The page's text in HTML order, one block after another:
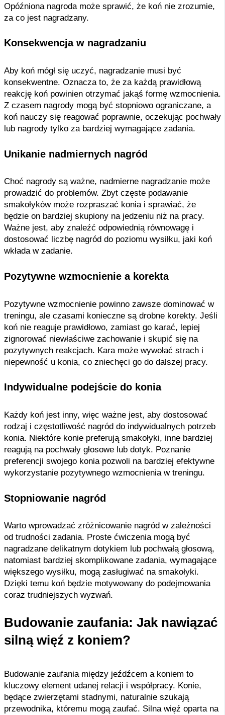
Opóźniona nagroda może sprawić, że koń nie zrozumie,
za co jest nagradzany.
Konsekwencja w nagradzaniu
Aby koń mógł się uczyć, nagradzanie musi być
konsekwentne. Oznacza to, że za każdą prawidłową
reakcję koń powinien otrzymać jakąś formę wzmocnienia.
Z czasem nagrody mogą być stopniowo ograniczane, a
koń nauczy się reagować poprawnie, oczekując pochwały
lub nagrody tylko za bardziej wymagające zadania.
Unikanie nadmiernych nagród
Choć nagrody są ważne, nadmierne nagradzanie może
prowadzić do problemów. Zbyt częste podawanie
smakołyków może rozpraszać konia i sprawiać, że
będzie on bardziej skupiony na jedzeniu niż na pracy.
Ważne jest, aby znaleźć odpowiednią równowagę i
dostosować liczbę nagród do poziomu wysiłku, jaki koń
wkłada w zadanie.
Pozytywne wzmocnienie a korekta
Pozytywne wzmocnienie powinno zawsze dominować w
treningu, ale czasami konieczne są drobne korekty. Jeśli
koń nie reaguje prawidłowo, zamiast go karać, lepiej
zignorować niewłaściwe zachowanie i skupić się na
pozytywnych reakcjach. Kara może wywołać strach i
niepewność u konia, co zniechęci go do dalszej pracy.
Indywidualne podejście do konia
Każdy koń jest inny, więc ważne jest, aby dostosować
rodzaj i częstotliwość nagród do indywidualnych potrzeb
konia. Niektóre konie preferują smakołyki, inne bardziej
reagują na pochwały głosowe lub dotyk. Poznanie
preferencji swojego konia pozwoli na bardziej efektywne
wykorzystanie pozytywnego wzmocnienia w treningu.
Stopniowanie nagród
Warto wprowadzać zróżnicowanie nagród w zależności
od trudności zadania. Proste ćwiczenia mogą być
nagradzane delikatnym dotykiem lub pochwałą głosową,
natomiast bardziej skomplikowane zadania, wymagające
większego wysiłku, mogą zasługiwać na smakołyki.
Dzięki temu koń będzie motywowany do podejmowania
coraz trudniejszych wyzwań.
Budowanie zaufania: Jak nawiązać
silną więź z koniem?
Budowanie zaufania między jeźdźcem a koniem to
kluczowy element udanej relacji i współpracy. Konie,
będące zwierzętami stadnymi, naturalnie szukają
przewodnika, któremu mogą zaufać. Silna więź oparta na